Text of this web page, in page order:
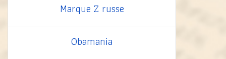
Marque Z russe
Obamania